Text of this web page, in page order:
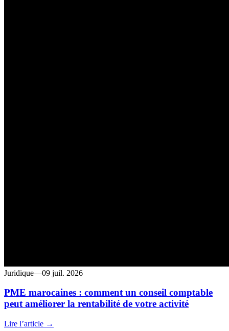
Juridique—09 juil. 2026
PME marocaines : comment un conseil comptable
peut améliorer la rentabilité de votre activité
Lire l’article →